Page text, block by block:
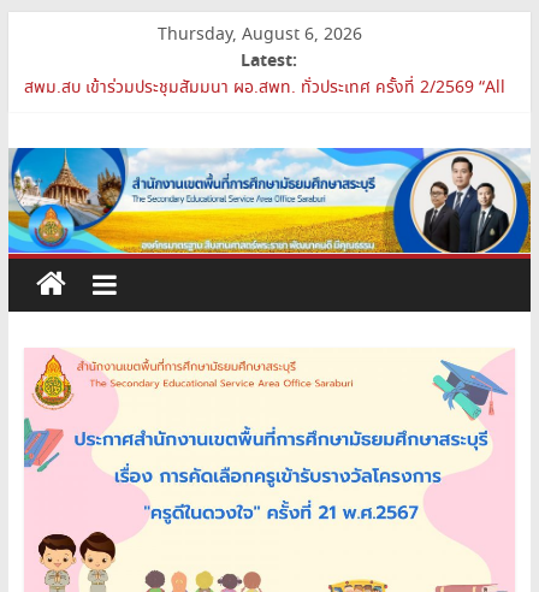
content
Thursday, August 6, 2026
Latest:
สพม.สบ เสริมศักยภาพผู้บริหาร PA Support Team สู่เส้นทางความ
ก้าวหน้าวิชาชีพ
for Education”
การย้ายข้าราชการครูและบุคลากรทางการศึกษา ตำแหน่งศึกษานิเทศก์
สพม.สบ ประชุมชี้แจงแนวทางการส่งเสริมความโปร่งใสในสำนักงานเขต
พื้นที่การศึกษา 2569
เปิดห้องเรียนและห้องปฏิบัติการแห่งอนาคต รร.สบว.
สำนักงาน
เขต
พื้นที่
การ
ศึกษา
มัธยมศึกษา
สระบุรี